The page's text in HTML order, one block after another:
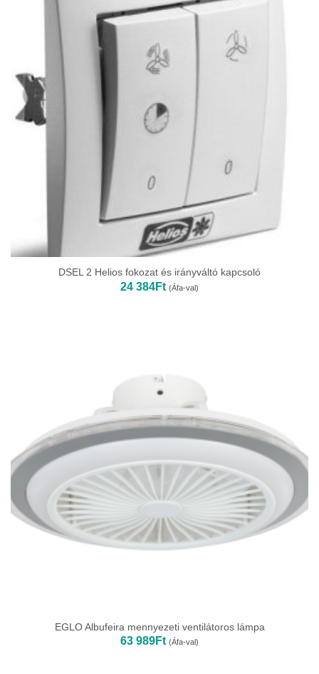
DSEL 2 Helios fokozat és irányváltó kapcsoló
24 384Ft (Áfa-val)
EGLO Albufeira mennyezeti ventilátoros lámpa
63 989Ft (Áfa-val)